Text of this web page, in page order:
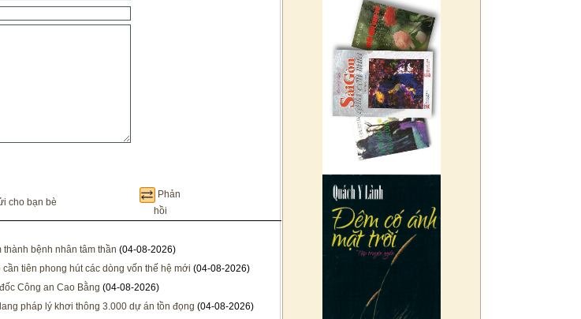
cho bạn bè
Phản
hồi
bệnh nhân tâm thần (04-08-2026)
tiên phong hút các dòng vốn thế hệ mới (04-08-2026)
Công an Cao Bằng (04-08-2026)
pháp lý khơi thông 3.000 dự án tồn đọng (04-08-2026)